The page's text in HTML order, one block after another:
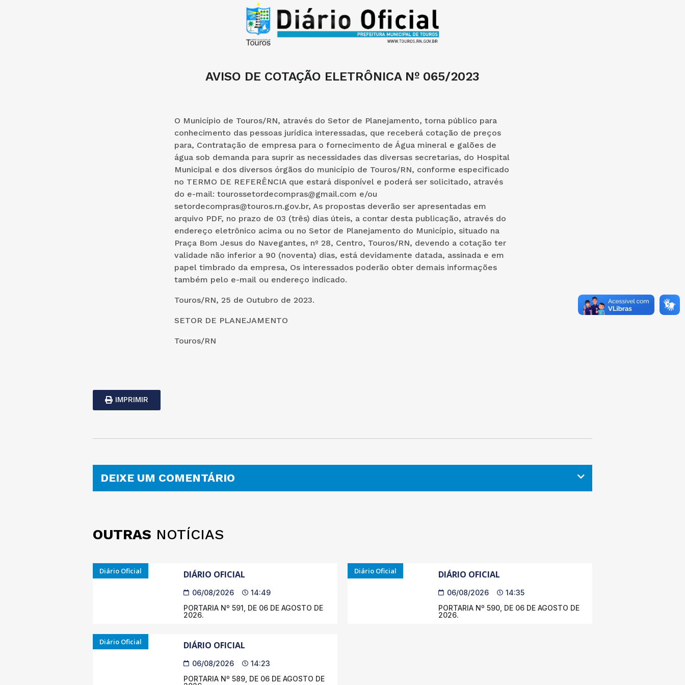
AVISO DE COTAÇÃO ELETRÔNICA Nº 065/2023
O Município de Touros/RN, através do Setor de Planejamento, torna público para
conhecimento das pessoas jurídica interessadas, que receberá cotação de preços
para, Contratação de empresa para o fornecimento de Água mineral e galões de
água sob demanda para suprir as necessidades das diversas secretarias, do Hospital
Municipal e dos diversos órgãos do município de Touros/RN, conforme especificado
no TERMO DE REFERÊNCIA que estará disponível e poderá ser solicitado, através
do e-mail: tourossetordecompras@gmail.com e/ou
setordecompras@touros.rn.gov.br, As propostas deverão ser apresentadas em
arquivo PDF, no prazo de 03 (três) dias úteis, a contar desta publicação, através do
endereço eletrônico acima ou no Setor de Planejamento do Município, situado na
Praça Bom Jesus do Navegantes, nº 28, Centro, Touros/RN, devendo a cotação ter
validade não inferior a 90 (noventa) dias, está devidamente datada, assinada e em
papel timbrado da empresa, Os interessados poderão obter demais informações
também pelo e-mail ou endereço indicado.
Touros/RN, 25 de Outubro de 2023.
SETOR DE PLANEJAMENTO
Touros/RN
IMPRIMIR
DEIXE UM COMENTÁRIO
OUTRAS NOTÍCIAS
Diário Oficial DIÁRIO OFICIAL
06/08/2026
14:49
PORTARIA Nº 591, DE 06 DE AGOSTO DE
2026.
Diário Oficial DIÁRIO OFICIAL
06/08/2026
14:35
PORTARIA Nº 590, DE 06 DE AGOSTO DE
2026.
Diário Oficial DIÁRIO OFICIAL
06/08/2026
14:23
PORTARIA Nº 589, DE 06 DE AGOSTO DE